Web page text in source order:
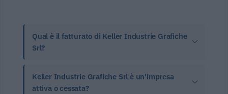
Qual è il fatturato di Keller Industrie Grafiche
Srl?
Keller Industrie Grafiche Srl è un'impresa
attiva o cessata?